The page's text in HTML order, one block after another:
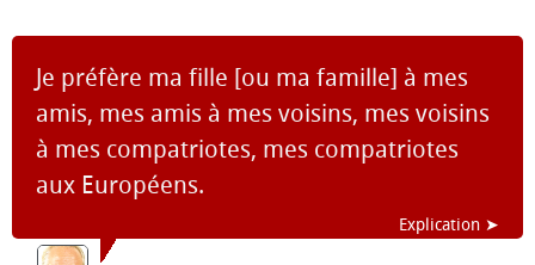
Je préfère ma fille [ou ma famille] à mes
amis, mes amis à mes voisins, mes voisins
à mes compatriotes, mes compatriotes
aux Européens.
Explication ➤